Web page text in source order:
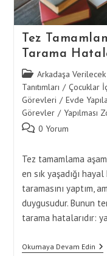
Tez
Tarama
Post
category:
Arkadaşa
Tanıtımları / Çocuklar
Görevleri / Evde
Görevler / Yapılması
Post 0 Yorum
Tez tamamlama
en sık yaşadığı
taramasını yaptım,
duygusudur. Bunun
tarama hatalarıdır:
Okumaya Devam EdinTez